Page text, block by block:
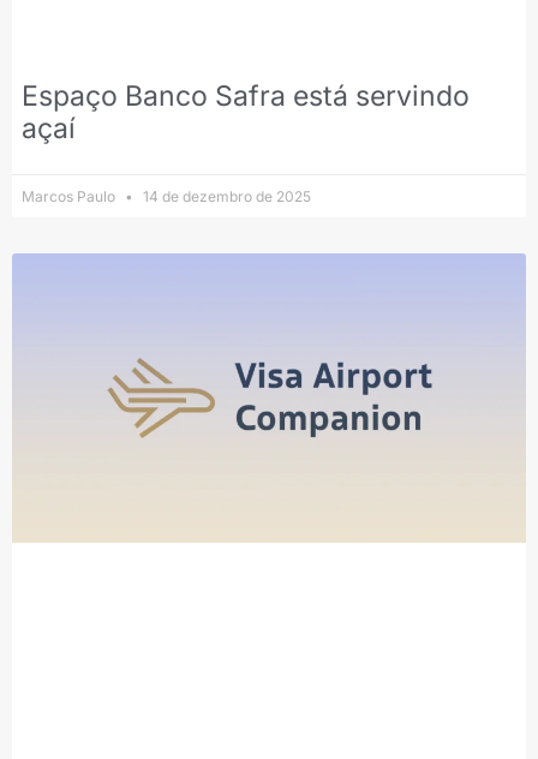
Espaço Banco Safra está servindo
açaí
Marcos Paulo 14 de dezembro de 2025